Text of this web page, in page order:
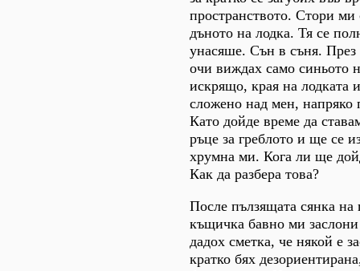
пространството. Стори ми
дъното на лодка. Тя се
унасяше. Сън в съня. През
очи виждах само синьото
искрящо, края на лодката
сложено над мен, напряко
Като дойде време да
ръце за греблото и ще се
хрумна ми. Кога ли ще
Как да разбера това?
После пълзящата сянка на
къщичка бавно ми
дадох сметка, че някой е
кратко бях